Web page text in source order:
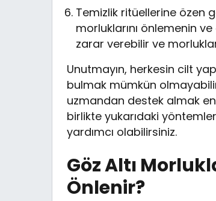
Temizlik ritüellerine özen
morluklarını önlemenin
zarar verebilir ve
Unutmayın, herkesin cilt
bulmak mümkün
uzmandan destek almak en
birlikte yukarıdaki
yardımcı olabilirsiniz.
Göz Altı
Önlenir?